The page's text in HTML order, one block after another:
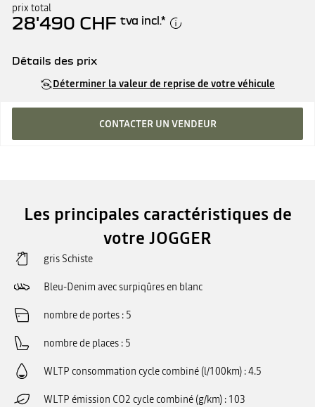
prix total
28'490 CHF tva incl.*
Détails des prix
Déterminer la valeur de reprise de votre véhicule
CONTACTER UN VENDEUR
Les principales caractéristiques de
votre JOGGER
gris Schiste
Bleu-Denim avec surpiqûres en blanc
nombre de portes 5
nombre de places 5
WLTP consommation cycle combiné (l/100km) 4.5
WLTP émission CO2 cycle combiné (g/km) 103